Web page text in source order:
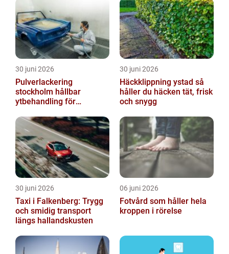
30 juni 2026
Pulverlackering
stockholm hållbar
ytbehandling för
30 juni 2026
Häckklippning ystad så
håller du häcken tät, frisk
och snygg
30 juni 2026
Taxi i Falkenberg: Trygg
och smidig transport
längs hallandskusten
06 juni 2026
Fotvård som håller hela
kroppen i rörelse